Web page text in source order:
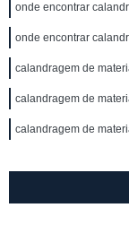
onde encontrar
onde encontrar
calandragem de
calandragem de
calandragem de